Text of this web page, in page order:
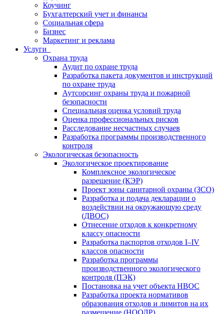
Коучинг
Бухгалтерский учет и финансы
Социальная сфера
Бизнес
Маркетинг и реклама
Услуги
Охрана труда
Аудит по охране труда
Разработка пакета документов и инструкций
по охране труда
Аутсорсинг охраны труда и пожарной
безопасности
Специальная оценка условий труда
Оценка профессиональных рисков
Расследование несчастных случаев
Разработка программы производственного
контроля
Экологическая безопасность
Экологическое проектирование
Комплексное экологическое
разрешение (КЭР)
Проект зоны санитарной охраны (ЗСО)
Разработка и подача декларации о
воздействии на окружающую среду
(ДВОС)
Отнесение отходов к конкретному
классу опасности
Разработка паспортов отходов I–IV
классов опасности
Разработка программы
производственного экологического
контроля (ПЭК)
Постановка на учет объекта НВОС
Разработка проекта нормативов
образования отходов и лимитов на их
размещение (НООЛР)